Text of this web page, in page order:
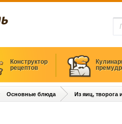
Конструктор
рецептов
Основные блюда Из яиц, творога